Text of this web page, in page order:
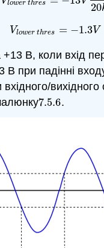
lower thres 20
Vlower thres = −1.3V
Vlower th es =−1.3V
+13 В, коли вхід
В при падінні
вихідного
7.5.6
7.5.6.